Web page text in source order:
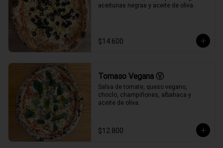
aceitunas negras y aceite de oliva.
$14.600
Tomaso Vegana Ⓥ
Salsa de tomate, queso vegano,
choclo, champiñones, albahaca y
aceite de oliva.
$12.800